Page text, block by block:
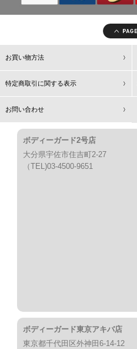
お買い物方法
特定商取引に関する表示
お問い合わせ
ボディーガード2号店
大分県宇佐市住吉町2-27
（TEL)03-4500-9651
ボディーガード東京アキバ店
東京都千代田区外神田6-14-12